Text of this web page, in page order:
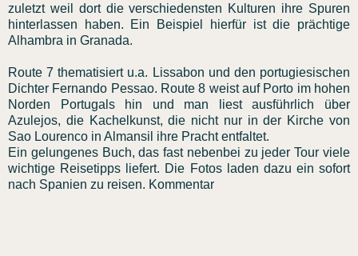
zuletzt weil dort die verschiedensten Kulturen ihre Spuren
hinterlassen haben. Ein Beispiel hierfür ist die prächtige
Alhambra in Granada.
Route 7 thematisiert u.a. Lissabon und den portugiesischen
Dichter Fernando Pessao. Route 8 weist auf Porto im hohen
Norden Portugals hin und man liest ausführlich über
Azulejos, die Kachelkunst, die nicht nur in der Kirche von
Sao Lourenco in Almansil ihre Pracht entfaltet.
Ein gelungenes Buch, das fast nebenbei zu jeder Tour viele
wichtige Reisetipps liefert. Die Fotos laden dazu ein sofort
nach Spanien zu reisen. Kommentar